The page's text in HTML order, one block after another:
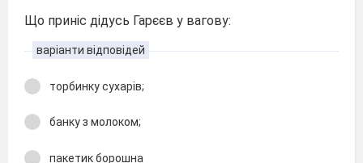
Що приніс дідусь Гарєєв у вагову:
варіанти відповідей
торбинку сухарів;
банку з молоком;
пакетик борошна